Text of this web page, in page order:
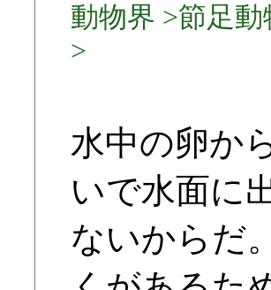
動物界 >節足
>
水中の卵か
いで水面に
ないからだ